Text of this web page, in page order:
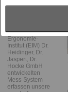
eingestellt. Mit
mit dem
Ergonomie-
Institut (EIM) Dr.
Heidinger, Dr.
Jaspert, Dr.
Hocke GmbH
entwickelten
Mess-System
erfassen unsere